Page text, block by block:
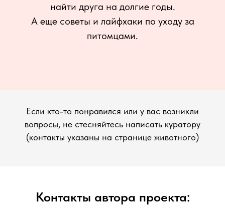
найти друга на долгие годы.
А еще советы и лайфхаки по уходу за
питомцами.
Если кто-то понравился или у вас возникли
вопросы, не стесняйтесь написать куратору
(контакты указаны на странице животного)
Контакты автора проекта: